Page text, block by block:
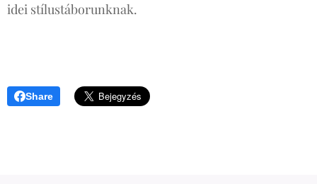
idei stílustáborunknak.
Share